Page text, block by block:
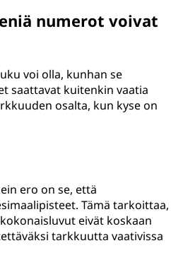
numerot voivat
voi olla, kunhan se
saattavat kuitenkin vaatia
osalta, kun kyse on
ero on se, että
Tämä tarkoittaa,
eivät koskaan
tarkkuutta vaativissa